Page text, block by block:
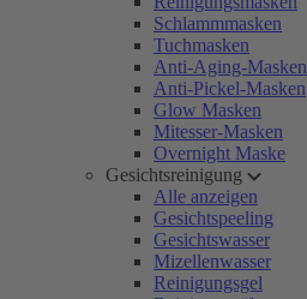
Schlammmasken
Tuchmasken
Anti-Aging-Masken
Anti-Pickel-Masken
Glow Masken
Mitesser-Masken
Overnight Maske
Gesichtsreinigung
Alle anzeigen
Gesichtspeeling
Gesichtswasser
Mizellenwasser
Reinigungsgel